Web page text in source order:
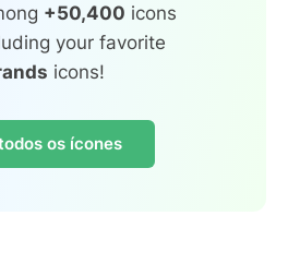
+50,400 icons
your favorite
icons!
os ícones